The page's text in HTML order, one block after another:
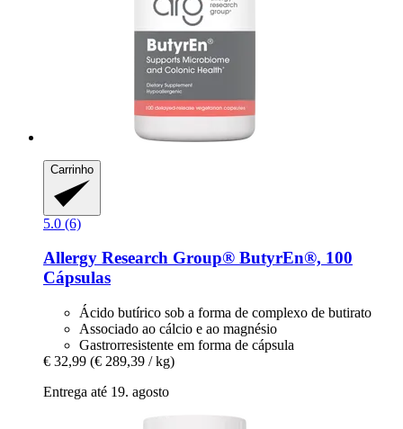
Carrinho
5.0 (6)
Allergy Research Group® ButyrEn®, 100
Cápsulas
Ácido butírico sob a forma de complexo de butirato
Associado ao cálcio e ao magnésio
Gastrorresistente em forma de cápsula
€ 32,99 (€ 289,39 / kg)
Entrega até 19. agosto